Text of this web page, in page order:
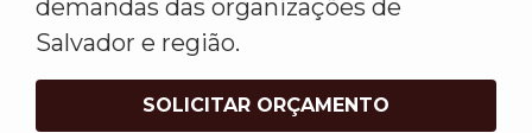
demandas das organizações de
Salvador e região.
SOLICITAR ORÇAMENTO